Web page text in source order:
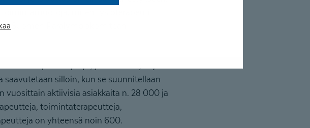
Suomen Paralympiakomitean
silloin, kun se suunnitellaan
vuosittain aktiivisia asiakkaita n. 28 000 ja
toimintaterapeutteja,
on yhteensä noin 600.